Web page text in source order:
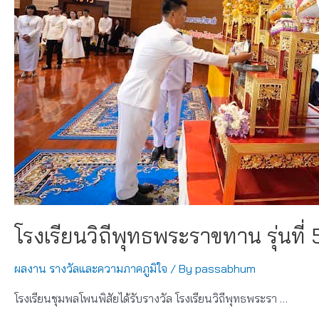
ชิง
แชมป์
ประเทศไทย
ประจำ
ปี
2566
โรงเรียนวิถีพุทธพระราขทาน รุ่นที่
ผลงาน รางวัลและความภาคภูมิใจ / By passabhum
โรงเรียนชุมพลโพนพิสัยได้รับรางวัล โรงเรียนวิถีพุทธพระรา …